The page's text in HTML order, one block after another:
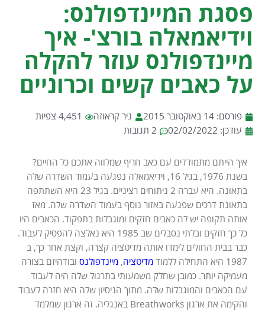
פסגת המיינדפולנס:
וידיאמאלה בורצ'- איך
מיינדפולנס עוזר להקלה
על כאבים קשים וכרוניים
פורסם: 14 באוקטובר 2015 ניר קראוזה
4,451 צפיות
עודכן: 02/02/2022
2 תגובות
איך הייתם מתמודדים עם כאב חריף שמלווה אתכם כל החיים?
בשנת 1976, בגיל 16, וידיאמאלה נפגעה בעמוד השדרה שלה
בתאונה. היא עברה 2 ניתוחים רציניים. בגיל 23 היא השתתפה
בתאונת דרכים שפגעה באזור נוסף בעמוד השדרה שלה. מאז
אותה תקופה יש לה כאבים חזקים ומוגבלות בתפקוד. הכאבים היו
כל כך חזקים ובלתי נסבלים שב 1985 היא נאלצה להפסיק לעבוד.
כבר בבית החולים לימדו אותה מדיטציה קצרה, וקצת אחר כך, ב
1987 היא התחילה ללמוד
מדיטציה, מיינדפולנס ובודהיזם בצורה
מעמיקה יותר. כמובן שחלק משמעותי בתרגול שלה היה לעבוד
עם הכאבים והמוגבלות שלה. מתוך הניסיון שלה היא חזרה לעבוד
והקימה את ארגון Breathworks באנגליה. זה ארגון שמלמד